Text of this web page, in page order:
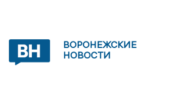
ВОРОНЕЖСКИЕ
НОВОСТИ